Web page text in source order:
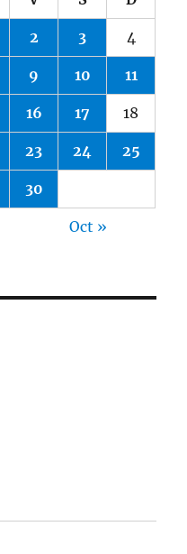
2 3 4
9 10 11
16 17 18
23 24 25
30
Oct »